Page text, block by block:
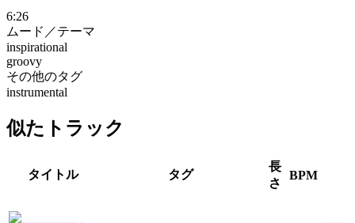
6:26
ムード／テーマ
inspirational
groovy
その他のタグ
instrumental
似たトラック
タイトル タグ
長
さ
BPM